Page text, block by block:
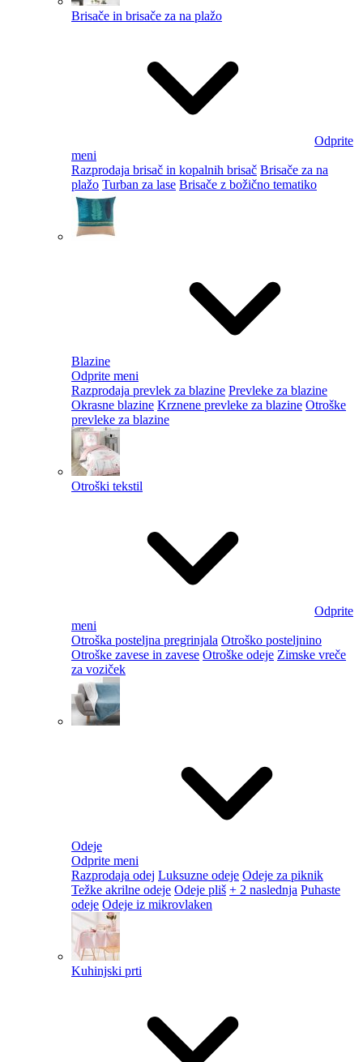
Brisače in brisače za na plažo
Odprite
meni
Razprodaja brisač in kopalnih brisač Brisače za na
plažo Turban za lase Brisače z božično tematiko
Blazine
Odprite meni
Razprodaja prevlek za blazine Prevleke za blazine
Okrasne blazine Krznene prevleke za blazine Otroške
prevleke za blazine
Otroški tekstil
Odprite
meni
Otroška posteljna pregrinjala Otroško posteljnino
Otroške zavese in zavese Otroške odeje Zimske vreče
za voziček
Odeje
Odprite meni
Razprodaja odej Luksuzne odeje Odeje za piknik
Težke akrilne odeje Odeje pliš + 2 naslednja Puhaste
odeje Odeje iz mikrovlaken
Kuhinjski prti